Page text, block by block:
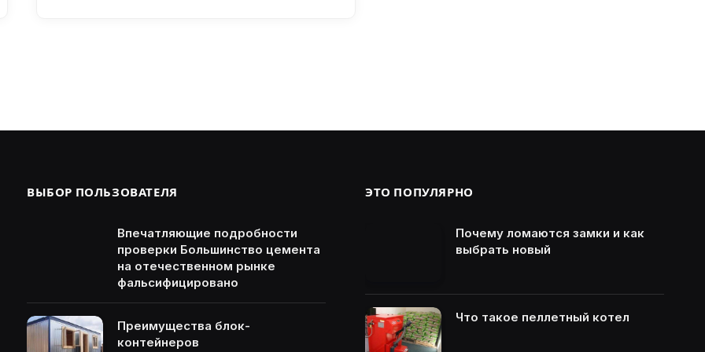
ВЫБОР ПОЛЬЗОВАТЕЛЯ
Впечатляющие подробности
проверки Большинство цемента
на отечественном рынке
фальсифицировано
Преимущества блок-
контейнеров
ЭТО ПОПУЛЯРНО
Почему ломаются замки и как
выбрать новый
Что такое пеллетный котел